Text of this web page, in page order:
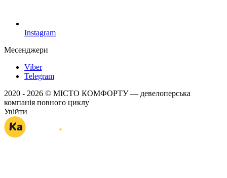
Instagram
Месенджери
Viber
Telegram
2020 - 2026 © МІСТО КОМФОРТУ — девелоперська
компанія повного циклу
Увійти